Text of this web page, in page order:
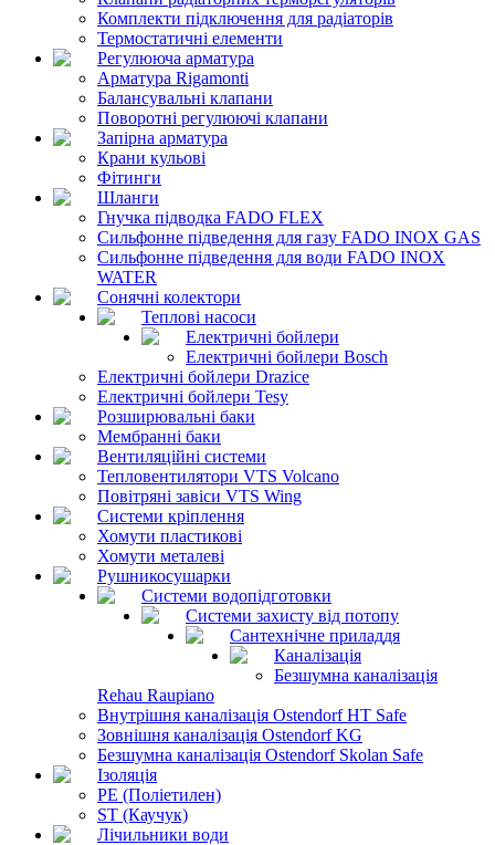
Комплекти підключення для радіаторів
Термостатичні елементи
Регулююча арматура
Арматура Rigamonti
Балансувальні клапани
Поворотні регулюючі клапани
Запірна арматура
Крани кульові
Фітинги
Шланги
Гнучка підводка FADO FLEX
Сильфонне підведення для газу FADO INOX GAS
Сильфонне підведення для води FADO INOX
WATER
Сонячні колектори
Теплові насоси
Електричні бойлери
Електричні бойлери Bosch
Електричні бойлери Drazice
Електричні бойлери Tesy
Розширювальні баки
Мембранні баки
Вентиляційні системи
Тепловентилятори VTS Volcano
Повітряні завіси VTS Wing
Системи кріплення
Хомути пластикові
Хомути металеві
Рушникосушарки
Системи водопідготовки
Системи захисту від потопу
Сантехнічне приладдя
Каналізація
Безшумна каналізація
Rehau Raupiano
Внутрішня каналізація Ostendorf HT Safe
Зовнішня каналізація Ostendorf KG
Безшумна каналізація Ostendorf Skolan Safe
Ізоляція
PE (Поліетилен)
ST (Каучук)
Лічильники води